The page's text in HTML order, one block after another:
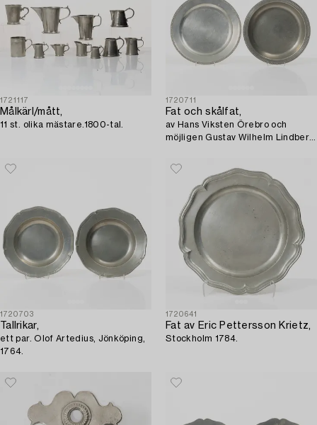
1721117
Målkärl/mått,
11 st. olika mästare.1800-tal.
1720711
Fat och skålfat,
av Hans Viksten Örebro och
möjligen Gustav Wilhelm Lindberg
1720703
Tallrikar,
ett par. Olof Artedius, Jönköping,
1764.
1720641
Fat av Eric Pettersson Krietz,
Stockholm 1784.